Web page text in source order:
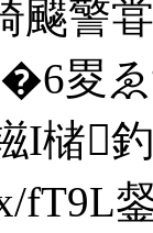
飋警
ゑ
I槠
fT9L